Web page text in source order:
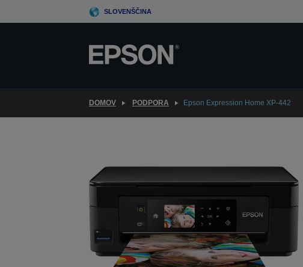
to
SLOVENŠČINA
DOMOV PODPORA Epson Expression Home XP-442